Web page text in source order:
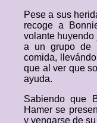
Pese a sus
recoge a
volante
a un grupo de
comida,
que al ver que
ayuda.
Sabiendo que
Hamer se
y vengarse de